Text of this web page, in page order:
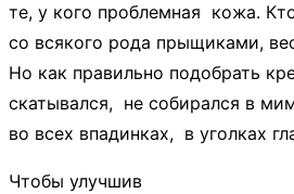
те, у кого проблемная кожа.
со всякого рода прыщиками,
Но как правильно подобрать
скатывался, не собирался в
во всех впадинках, в уголках
Чтобы улучшив